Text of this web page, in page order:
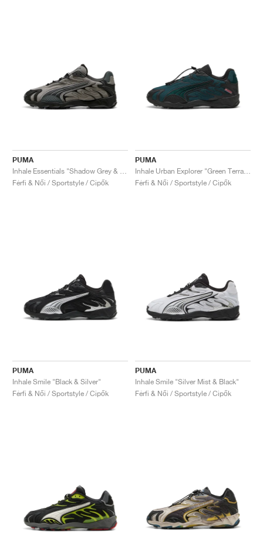
PUMA
Férfi & Női / Sportstyle / Cipők
PUMA
Férfi & Női / Sportstyle / Cipők
PUMA
Inhale Smile "Black & Silver"
Férfi & Női / Sportstyle / Cipők
PUMA
Inhale Smile "Silver Mist & Black"
Férfi & Női / Sportstyle / Cipők